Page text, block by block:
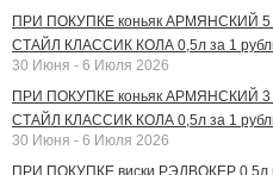
ПРИ ПОКУПКЕ коньяк АРМЯНСКИЙ 5
СТАЙЛ КЛАССИК КОЛА 0,5л за 1
30 Июня - 6 Июля 2026
ПРИ ПОКУПКЕ коньяк АРМЯНСКИЙ 3
СТАЙЛ КЛАССИК КОЛА 0,5л за 1
30 Июня - 6 Июля 2026
ПРИ ПОКУПКЕ виски РЭДВОКЕР 0,5л